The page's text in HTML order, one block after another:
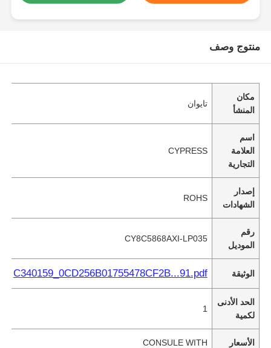
منتوج وصف
مكان
المنشأ
تايوان
اسم
العلامة
التجارية
CYPRESS
إصدار
الشهادات
ROHS
رقم
الموديل
CY8C5868AXI-LP035
الوثيقة C340159_0CD256B01755478CF2B...91.pdf
الحد الأدنى
لكمية
1
الأسعار CONSULE WITH